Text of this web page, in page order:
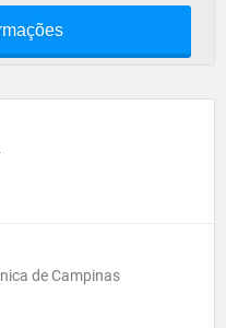
de Campinas